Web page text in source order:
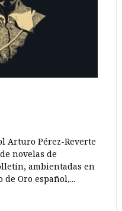
Arturo Pérez-Reverte
novelas de
ambientadas en
Oro español,...